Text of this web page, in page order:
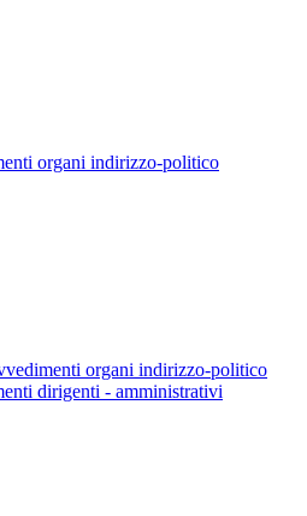
organi indirizzo-politico
organi indirizzo-politico
dirigenti - amministrativi